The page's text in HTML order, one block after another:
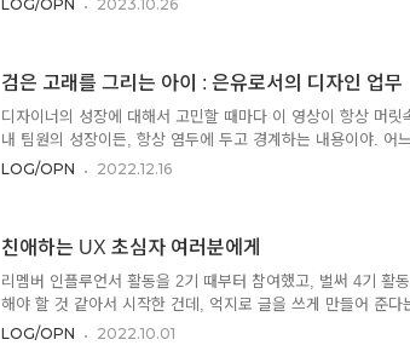
감정에 집중해야 하고, 불필요한 + 의미없는 행동들이 '가짜 연
문이라고.그리고 그에 대한 황광희의 대답 "연기...고개 해요
LOG/OPN 2023.10.26
검은 고래를 그리는 아이 : 은유로서의 디자인 업무
디자이너의 성장에 대해서 고민할 때마다 이 영상이 항상 머릿
내 팀원의 성장이든, 항상 염두에 두고 경계하는 내용이야. 어
유 주제로 그림을 그리라고 하지. 다른 아이들은 각자 귀여운
생님은 아이에게 직접 물어보는데, 토시오는 대답하지도 않고,
이 커져서 병원에까지 가게 되고, 한 아이에겐 오버스러울 만
토시오는 계속 ..
LOG/OPN 2022.12.16
친애하는 UX 초심자 여러분에게
리멤버 인플루언서 활동을 2기 때부터 참여했고, 벌써 4기 활
해야 할 것 같아서 시작한 건데, 억지로 글을 쓰게 만들어 준다
번에도 글쓰기를 독려하는 '얼리버드' 상품을 타기 위해 급하게
LOG/OPN 2022.10.01